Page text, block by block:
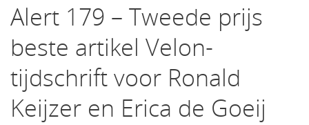
inhoud
Alert 179 – Tweede prijs
beste artikel Velon-
tijdschrift voor Ronald
Keijzer en Erica de Goeij